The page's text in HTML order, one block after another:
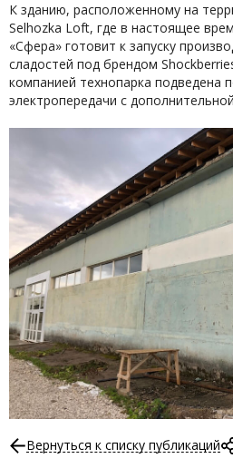
К зданию, расположенному на
Selhozka Loft, где в настоящее
«Сфера» готовит к запуску
сладостей под брендом
компанией технопарка подведена
электропередачи с
Вернуться к списку публикаций